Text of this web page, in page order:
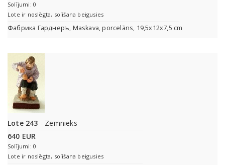
Solījumi: 0
Lote ir noslēgta, solīšana beigusies
Фабрика Гарднеръ, Maskava, porcelāns, 19,5x12x7,5 cm
Lote 243 - Zemnieks
640 EUR
Solījumi: 0
Lote ir noslēgta, solīšana beigusies